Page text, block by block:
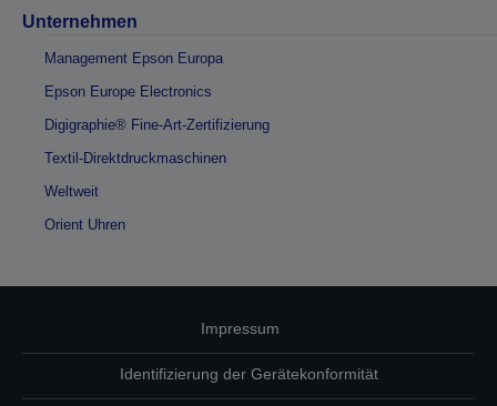
Unternehmen
Management Epson Europa
Epson Europe Electronics
Digigraphie® Fine-Art-Zertifizierung
Textil-Direktdruckmaschinen
Weltweit
Orient Uhren
Impressum
Identifizierung der Gerätekonformität